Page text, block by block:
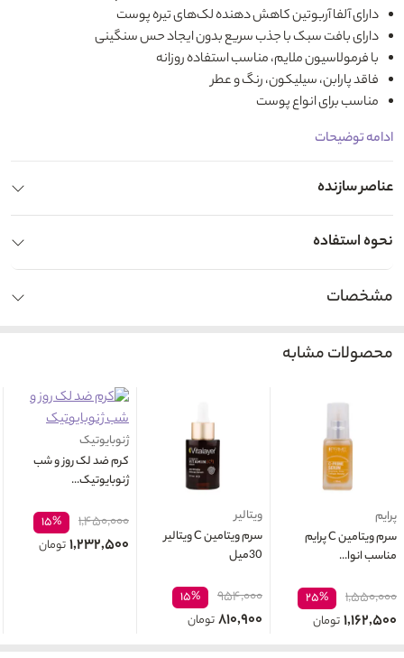
دارای آلفا آربوتین کاهش دهنده لک‌های تیره پوست
دارای بافت سبک با جذب سریع بدون ایجاد حس سنگینی
با فرمولاسیون ملایم، مناسب استفاده روزانه
فاقد پارابن، سیلیکون، رنگ و عطر
مناسب برای انواع پوست
ادامه توضیحات
عناصر سازنده
نحوه استفاده
مشخصات
محصولات مشابه
پرایم
سرم ویتامین C پرایم
مناسب انوا...
۱,۵۵۰,۰۰۰ ۲۵%
۱,۱۶۲,۵۰۰تومان
ویتالیر
سرم ويتامين C ویتالیر
30میل
۹۵۴,۰۰۰ ۱۵%
۸۱۰,۹۰۰تومان
ژنوبایوتیک
کرم ضد لک روز و شب
ژنوبایوتیک...
۱,۴۵۰,۰۰۰ ۱۵%
۱,۲۳۲,۵۰۰تومان